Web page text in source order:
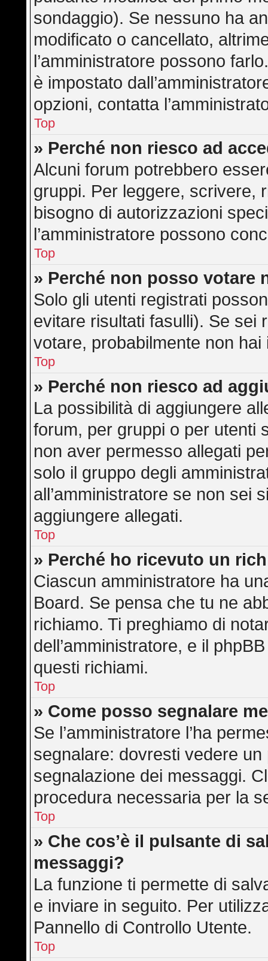
sondaggio). Se nessuno ha
modificato o cancellato,
l’amministratore possono
è impostato
opzioni, contatta
Top
» Perché non riesco ad
Alcuni forum potrebbero
gruppi. Per leggere, scrivere,
bisogno di autorizzazioni
l’amministratore possono
Top
» Perché non posso votare
Solo gli utenti registrati
evitare risultati fasulli). Se sei
votare, probabilmente non hai
Top
» Perché non riesco ad
La possibilità di aggiungere
forum, per gruppi o per utenti
non aver permesso allegati
solo il gruppo degli
all’amministratore se non sei
aggiungere allegati.
Top
» Perché ho ricevuto un
Ciascun amministratore ha
Board. Se pensa che tu ne
richiamo. Ti preghiamo di
dell’amministratore, e il
questi richiami.
Top
» Come posso segnalare
Se l’amministratore l’ha
segnalare: dovresti vedere
segnalazione dei messaggi.
procedura necessaria per la
Top
» Che cos’è il pulsante di
messaggi?
La funzione ti permette di
e inviare in seguito. Per
Pannello di Controllo Utente.
Top